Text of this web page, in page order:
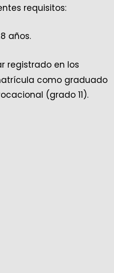
requisitos:
años.
registrado en los
como graduado
(grado 11).